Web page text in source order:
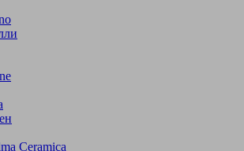
Ceramica